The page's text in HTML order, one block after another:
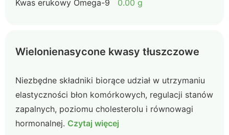
Kwas erukowy Omega-9 0.00 g
Wielonienasycone kwasy tłuszczowe
Niezbędne składniki biorące udział w utrzymaniu
elastyczności błon komórkowych, regulacji stanów
zapalnych, poziomu cholesterolu i równowagi
hormonalnej. Czytaj więcej